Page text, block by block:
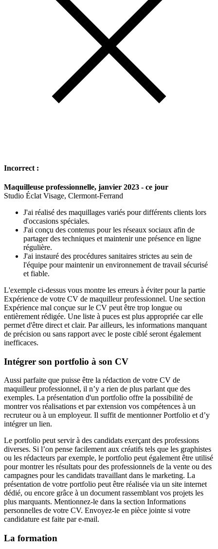
Incorrect :
Maquilleuse professionnelle, janvier 2023 - ce jour
Studio Éclat Visage, Clermont-Ferrand
J'ai réalisé des maquillages variés pour différents clients lors
d'occasions spéciales.
J'ai conçu des contenus pour les réseaux sociaux afin de
partager des techniques et maintenir une présence en ligne
régulière.
J'ai instauré des procédures sanitaires strictes au sein de
l'équipe pour maintenir un environnement de travail sécurisé
et fiable.
L'exemple ci-dessus vous montre les erreurs à éviter pour la partie
Expérience de votre CV de maquilleur professionnel. Une section
Expérience mal conçue sur le CV peut être trop longue ou
entièrement rédigée. Une liste à puces est plus appropriée car elle
permet d'être direct et clair. Par ailleurs, les informations manquant
de précision ou sans rapport avec le poste ciblé seront également
inefficaces.
Intégrer son portfolio à son CV
Aussi parfaite que puisse être la rédaction de votre CV de
maquilleur professionnel, il n’y a rien de plus parlant que des
exemples. La présentation d'un portfolio offre la possibilité de
montrer vos réalisations et par extension vos compétences à un
recruteur ou à un employeur. Il suffit de mentionner Portfolio et d’y
intégrer un lien.
Le portfolio peut servir à des candidats exerçant des professions
diverses. Si l’on pense facilement aux créatifs tels que les graphistes
ou les rédacteurs par exemple, le portfolio peut également être utilisé
pour montrer les résultats pour des professionnels de la vente ou des
campagnes pour les candidats travaillant dans le marketing. La
présentation de votre portfolio peut être réalisée via un site internet
dédié, ou encore grâce à un document rassemblant vos projets les
plus marquants. Mentionnez-le dans la section Informations
personnelles de votre CV. Envoyez-le en pièce jointe si votre
candidature est faite par e-mail.
La formation